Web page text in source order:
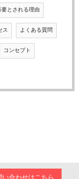
とされる理由
ス よくある質問
コンセプト